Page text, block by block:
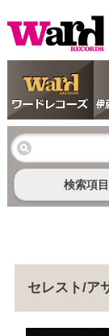
検索項目
セレスト/ア